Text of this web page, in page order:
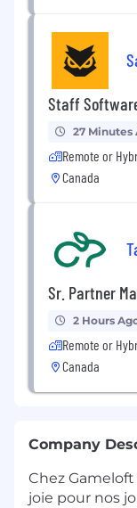
Staff
27 Minutes
Remote or
Canada
Sr. Partner
2 Hours
Remote or
Canada
Company
Chez
joie pour nos